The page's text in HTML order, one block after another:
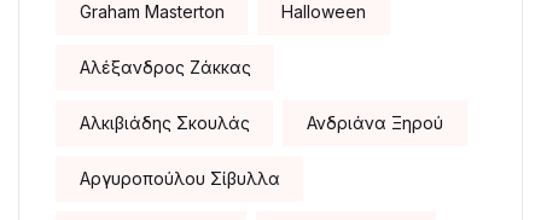
Graham Masterton Halloween
Αλέξανδρος Ζάκκας
Αλκιβιάδης Σκουλάς Ανδριάνα Ξηρού
Αργυροπούλου Σίβυλλα